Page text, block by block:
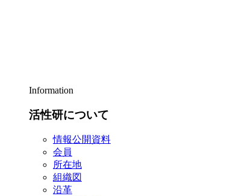
Information
活性研について
情報公開資料
会員
所在地
組織図
沿革